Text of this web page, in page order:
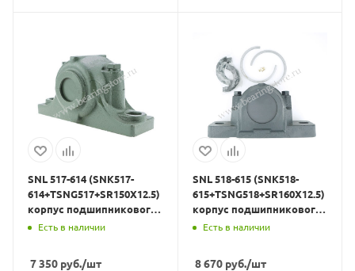
SNL 517-614 (SNK517-
614+TSNG517+SR150X12.5)
корпус подшипникового
узла CRAFT BEARINGS
Есть в наличии
7 350 руб./шт
SNL 518-615 (SNK518-
615+TSNG518+SR160X12.5)
корпус подшипникового
узла CRAFT BEARINGS
Есть в наличии
8 670руб./шт